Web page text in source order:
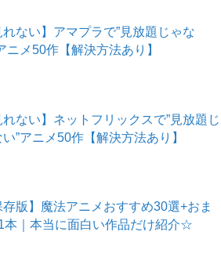
れない】アマプラで”見放題じゃな
ニメ50作【解決方法あり】
れない】ネットフリックスで”見放題じ
い”アニメ50作【解決方法あり】
存版】魔法アニメおすすめ30選+おま
本｜本当に面白い作品だけ紹介☆